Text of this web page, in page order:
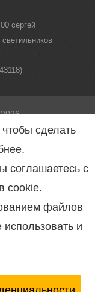
сергей
сайте, может быть
сайта.
за собой меры
УК РФ.
данных
данных
<bleaksoft />
фасады,
и
и цветной
сделать
соглашаетесь с
cookie.
файлов
и